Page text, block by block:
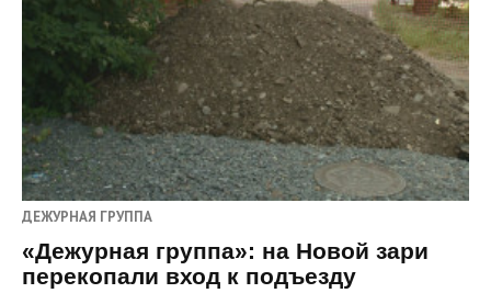
ДЕЖУРНАЯ ГРУППА
«Дежурная группа»: на Новой зари
перекопали вход к подъезду